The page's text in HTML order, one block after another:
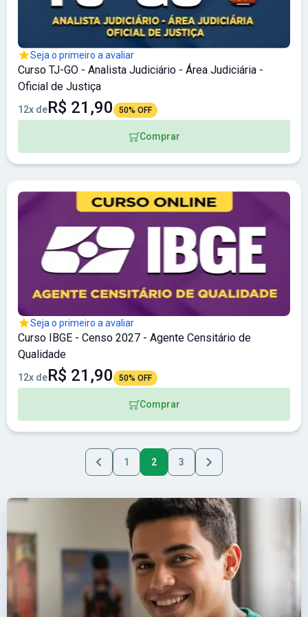
Seja o primeiro a avaliar
Curso TJ-GO - Analista Judiciário - Área Judiciária -
Oficial de Justiça
12x deR$ 21,90 50% OFF
Comprar
Seja o primeiro a avaliar
Curso IBGE - Censo 2027 - Agente Censitário de
Qualidade
12x deR$ 21,90 50% OFF
Comprar
1 2 3